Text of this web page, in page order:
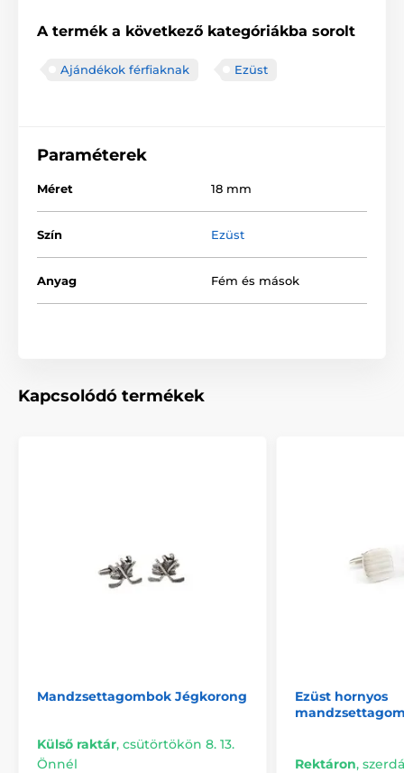
A termék a következő kategóriákba sorolt
Ajándékok férfiaknak Ezüst
Paraméterek
Méret 18 mm
Szín Ezüst
Anyag Fém és mások
Kapcsolódó termékek
Mandzsettagombok Jégkorong
Külső raktár, csütörtökön 8. 13.
Önnél
Ezüst hornyos
Rektáron,